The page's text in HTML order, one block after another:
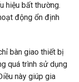
hiệu bất thường.
động ổn định
bàn giao thiết bị
quá trình sử dụng
này giúp gia